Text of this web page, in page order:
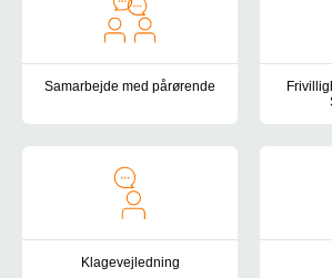
Samarbejde med pårørende
Som pårørende er du både en
Klagevejledning